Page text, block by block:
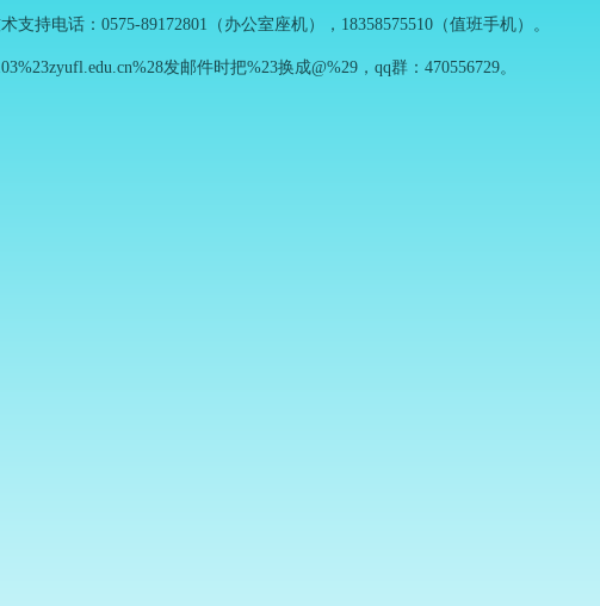
支持电话：0575-89172801（办公室座机），18358575510（值班手机）。
发邮件时把%23换成@%29，qq群：470556729。